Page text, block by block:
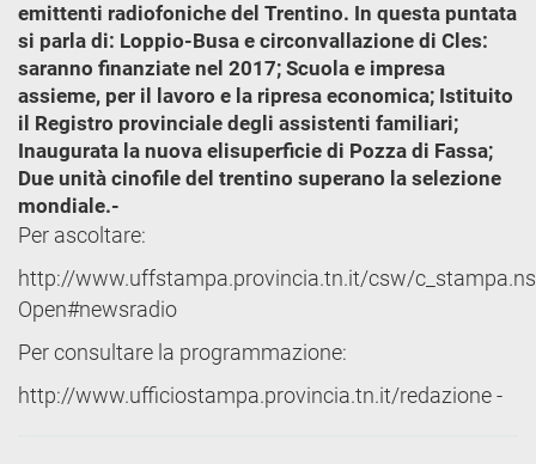
emittenti radiofoniche del Trentino. In questa puntata
si parla di: Loppio-Busa e circonvallazione di Cles:
saranno finanziate nel 2017; Scuola e impresa
assieme, per il lavoro e la ripresa economica; Istituito
il Registro provinciale degli assistenti familiari;
Inaugurata la nuova elisuperficie di Pozza di Fassa;
Due unità cinofile del trentino superano la selezione
mondiale.-
Per ascoltare:
http://www.uffstampa.provincia.tn.it/csw/
Open#newsradio
Per consultare la programmazione:
http://www.ufficiostampa.provincia.tn.it/redazione -